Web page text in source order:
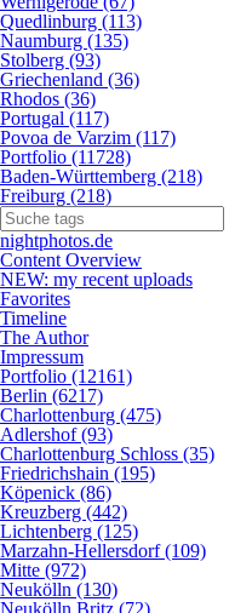
Quedlinburg (113)
Naumburg (135)
Stolberg (93)
Griechenland (36)
Rhodos (36)
Portugal (117)
Povoa de Varzim (117)
Portfolio (11728)
Baden-Württemberg (218)
Freiburg (218)
nightphotos.de
Content Overview
NEW: my recent uploads
Favorites
Timeline
The Author
Impressum
Portfolio (12161)
Berlin (6217)
Charlottenburg (475)
Adlershof (93)
Charlottenburg Schloss (35)
Friedrichshain (195)
Köpenick (86)
Kreuzberg (442)
Lichtenberg (125)
Marzahn-Hellersdorf (109)
Mitte (972)
Neukölln (130)
Neukölln Britz (72)